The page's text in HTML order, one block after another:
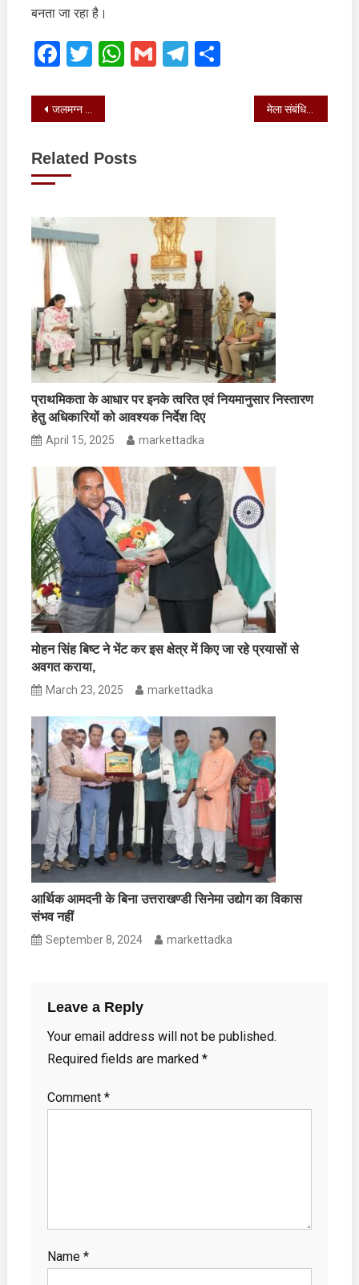
बनता जा रहा है।
Facebook
TwitterWhatsApp
GmailTelegram
Post
जलमग्न हुए हिस्से को बहाल करने का कार्य निरंतर जारी मेला संबंधित सभी कार्य विस्तारित क्षेत्र और मास्टर प्लान को ध्यान में रख कर किए जाएं
Related Posts
प्राथमिकता के आधार पर इनके त्वरित एवं नियमानुसार निस्तारण
हेतु अधिकारियों को आवश्यक निर्देश दिए
April 15, 2025 markettadka
मोहन सिंह बिष्ट ने भेंट कर इस क्षेत्र में किए जा रहे प्रयासों से
अवगत कराया,
March 23, 2025 markettadka
आर्थिक आमदनी के बिना उत्तराखण्डी सिनेमा उद्योग का विकास
संभव नहीं
September 8, 2024 markettadka
Leave a Reply
Your email address will not be published.
Required fields are marked *
Comment *
Name *